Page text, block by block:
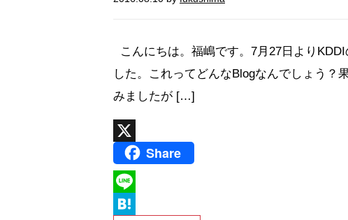
こんにちは。福嶋です。7月27日より
した。これってどんなBlogなんでしょう？
みましたが […]
Share
L